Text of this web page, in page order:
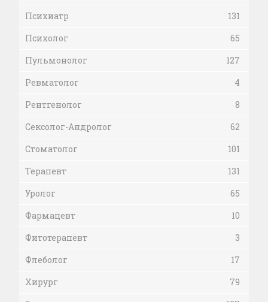
Психиатр
131
Психолог
65
Пульмонолог
127
Ревматолог
4
Рентгенолог
8
Сексолог-Андролог
62
Стоматолог
101
Терапевт
131
Уролог
65
Фармацевт
10
Фитотерапевт
3
Флеболог
17
Хирург
79